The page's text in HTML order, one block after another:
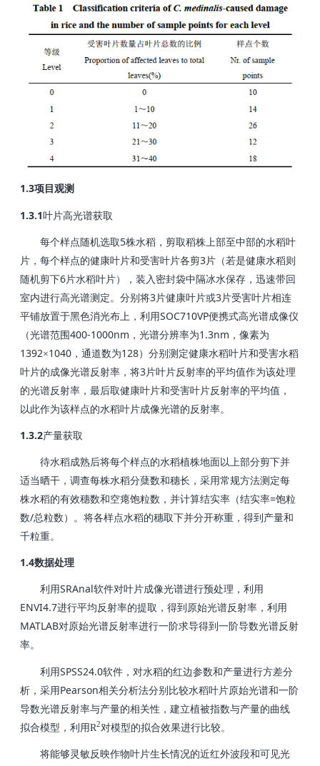
1.3项目观测
1.3.1叶片高光谱获取
每个样点随机选取 5株水稻，剪取稻株上部至中部的水稻叶
片，每个样点的健康叶片和受害叶片各剪3片（若是健康水稻则
随机剪下6片水稻叶片），装入密封袋中隔冰水保存，迅速带回
室内进行高光谱测定。分别将3片健康叶片或3片受害叶片相连
平铺放置于黑色消光布上，利用SOC710VP便携式高光谱成像仪
（光谱范围400-1000nm ，光谱分辨率为1.3nm ，像素为
1392×1040 ，通道数为128）分别测定健康水稻叶片和受害水稻
叶片的成像光谱反射率，将3片叶片反射率的平均值作为该处理
的光谱反射率，最后取健康叶片和受害叶片反射率的平均值，
以此作为该样点的水稻叶片成像光谱的反射率。
1.3.2产量获取
待水稻成熟后将每个样点的水稻植株地面以上部分剪下并
适当晒干，调查每株水稻分蘖数和穗长，采用常规方法测定每
株水稻的有效穗数和空瘪饱粒数，并计算结实率（结实率=饱粒
数/总粒数）。将各样点水稻的穗取下并分开称重，得到产量和
千粒重。
1.4数据处理
利用SRAnal软件对叶片成像光谱进行预处理，利用
ENVI4.7进行平均反射率的提取，得到原始光谱反射率，利用
MATLAB对原始光谱反射率进行一阶求导得到一阶导数光谱反射
率。
利用SPSS24.0软件，对水稻的红边参数和产量进行方差分
析，采用 Pearson相关分析法分别比较水稻叶片原始光谱和一阶
导数光谱反射率与产量的相关性，建立植被指数与产量的曲线
拟合模型，利用R2对模型的拟合效果进行比较。
将能够灵敏反映作物叶片生长情况的近红外波段和可见光